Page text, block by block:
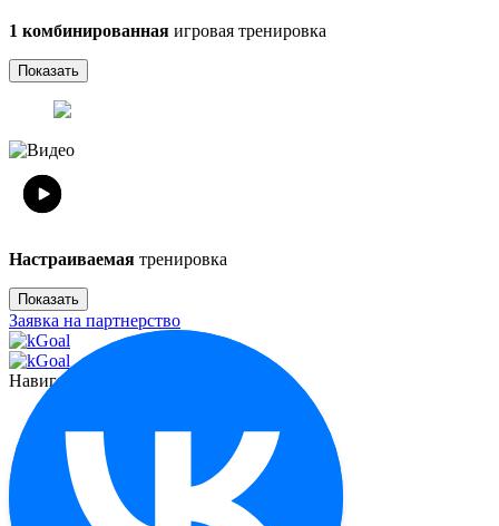
1 комбинированная игровая тренировка
Показать
Настраиваемая тренировка
Показать
Заявка на партнерство
Навигация
О миостимуляторе
Отзывы
Контакты
Реквизиты